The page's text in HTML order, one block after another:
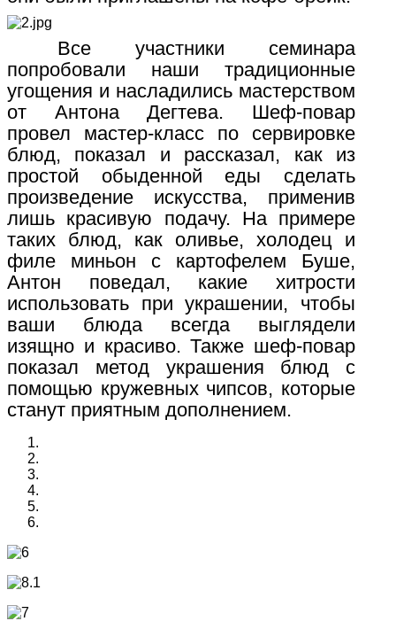
Все участники семинара
попробовали наши традиционные
угощения и насладились мастерством
от Антона Дегтева. Шеф-повар
провел мастер-класс по сервировке
блюд, показал и рассказал, как из
простой обыденной еды сделать
произведение искусства, применив
лишь красивую подачу. На примере
таких блюд, как оливье, холодец и
филе миньон с картофелем Буше,
Антон поведал, какие хитрости
использовать при украшении, чтобы
ваши блюда всегда выглядели
изящно и красиво. Также шеф-повар
показал метод украшения блюд с
помощью кружевных чипсов, которые
станут приятным дополнением.